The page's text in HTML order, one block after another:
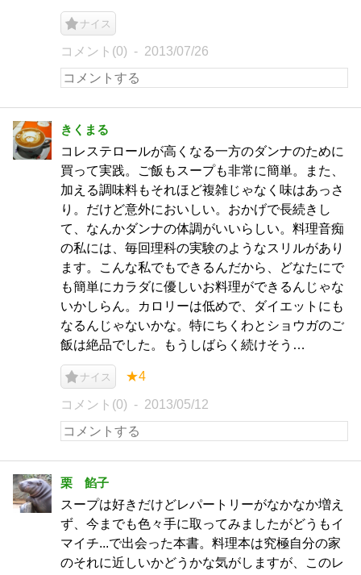
ナイス
コメント(0) 2013/07/26
きくまる
コレステロールが高くなる一方のダンナのために
買って実践。ご飯もスープも非常に簡単。また、
加える調味料もそれほど複雑じゃなく味はあっさ
り。だけど意外においしい。おかげで長続きし
て、なんかダンナの体調がいいらしい。料理音痴
の私には、毎回理科の実験のようなスリルがあり
ます。こんな私でもできるんだから、どなたにで
も簡単にカラダに優しいお料理ができるんじゃな
いかしらん。カロリーは低めで、ダイエットにも
なるんじゃないかな。特にちくわとショウガのご
飯は絶品でした。もうしばらく続けそう…
ナイス ★4
コメント(0) 2013/05/12
栗 餡子
スープは好きだけどレパートリーがなかなか増え
ず、今までも色々手に取ってみましたがどうもイ
マイチ...で出会った本書。料理本は究極自分の家
のそれに近しいかどうかな気がしますが、このレ